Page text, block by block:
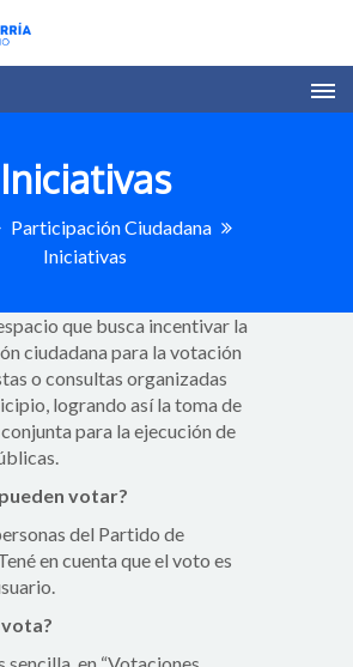
Iniciativas
Participación Ciudadana
Iniciativas
que busca incentivar la
ciudadana para la votación
o consultas organizadas
logrando así la toma de
para la ejecución de
votar?
del Partido de
en cuenta que el voto es
vota?